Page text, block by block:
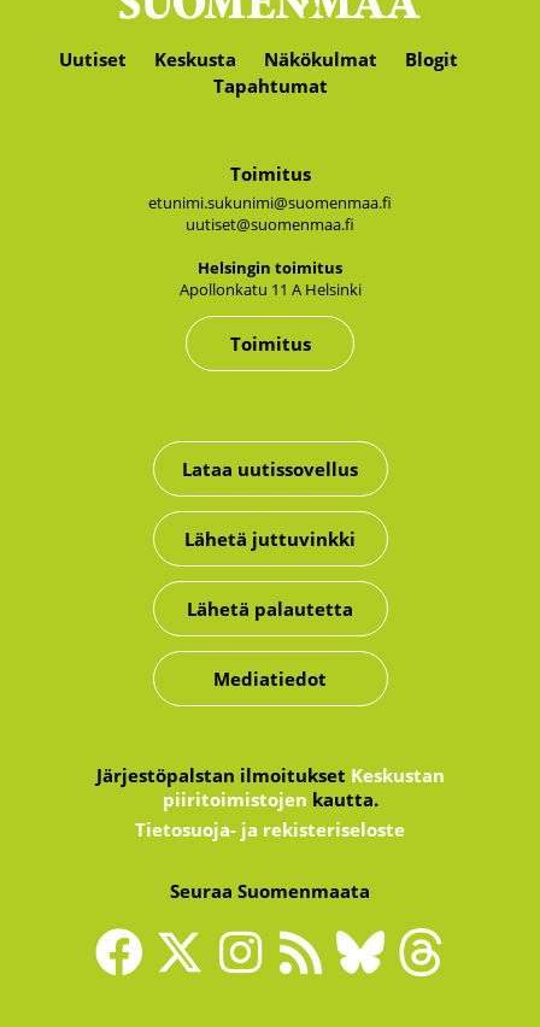
Uutiset Keskusta Näkökulmat
Blogit
Tapahtumat
Toimitus
etunimi.sukunimi@suomenmaa.fi
uutiset@suomenmaa.fi
Hel­sin­gin toi­mi­tus
Apol­lon­ka­tu 11 A Hel­sin­ki
Toimitus
Lataa uutissovellus
Lähetä juttuvinkki
Lähetä palautetta
Mediatiedot
Järjestöpalstan ilmoitukset Keskustan
piiritoimistojen kautta.
Tietosuoja- ja rekisteriseloste
Seuraa Suomenmaata